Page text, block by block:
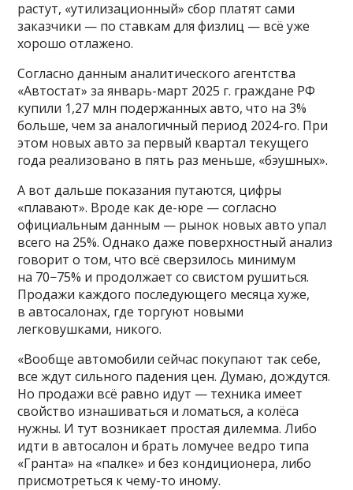
растут, «утилизационный» сбор платят сами
заказчики — по ставкам для физлиц — всё уже
хорошо отлажено.
Согласно данным аналитического агентства
«Автостат» за январь-март 2025 г. граждане РФ
купили 1,27 млн подержанных авто, что на 3%
больше, чем за аналогичный период 2024-го. При
этом новых авто за первый квартал текущего
года реализовано в пять раз меньше, «бэушных».
А вот дальше показания путаются, цифры
«плавают». Вроде как де-юре — согласно
официальным данным — рынок новых авто упал
всего на 25%. Однако даже поверхностный анализ
говорит о том, что всё сверзилось минимум
на 70−75% и продолжает со свистом рушиться.
Продажи каждого последующего месяца хуже,
в автосалонах, где торгуют новыми
легковушками, никого.
«Вообще автомобили сейчас покупают так себе,
все ждут сильного падения цен. Думаю, дождутся.
Но продажи всё равно идут — техника имеет
свойство изнашиваться и ломаться, а колёса
нужны. И тут возникает простая дилемма. Либо
идти в автосалон и брать ломучее ведро типа
«Гранта» на «палке» и без кондиционера, либо
присмотреться к чему-то иному.